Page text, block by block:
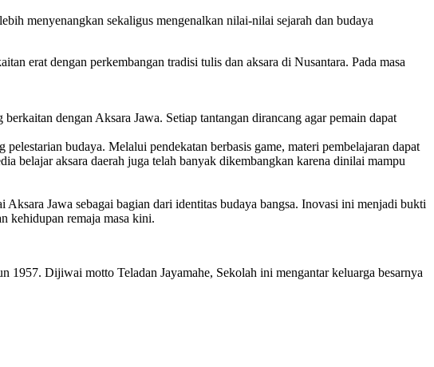
menyenangkan sekaligus mengenalkan nilai-nilai sejarah dan budaya
erat dengan perkembangan tradisi tulis dan aksara di Nusantara. Pada masa
dengan Aksara Jawa. Setiap tantangan dirancang agar pemain dapat
budaya. Melalui pendekatan berbasis game, materi pembelajaran dapat
belajar aksara daerah juga telah banyak dikembangkan karena dinilai mampu
Jawa sebagai bagian dari identitas budaya bangsa. Inovasi ini menjadi bukti
kehidupan remaja masa kini.
1957. Dijiwai motto Teladan Jayamahe, Sekolah ini mengantar keluarga besarnya